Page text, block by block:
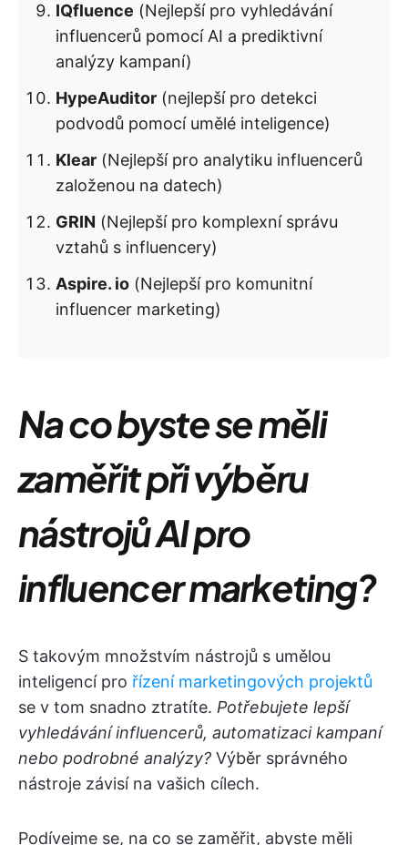
IQfluence (Nejlepší pro vyhledávání
influencerů pomocí AI a prediktivní
analýzy kampaní)
HypeAuditor (nejlepší pro detekci
podvodů pomocí umělé inteligence)
Klear (Nejlepší pro analytiku influencerů
založenou na datech)
GRIN (Nejlepší pro komplexní správu
vztahů s influencery)
Aspire. io (Nejlepší pro komunitní
influencer marketing)
Na co byste se měli
zaměřit při výběru
nástrojů AI pro
influencer marketing?
S takovým množstvím nástrojů s umělou
inteligencí pro řízení marketingových projektů
se v tom snadno ztratíte. Potřebujete lepší
vyhledávání influencerů, automatizaci kampaní
nebo podrobné analýzy? Výběr správného
nástroje závisí na vašich cílech.
Podívejme se, na co se zaměřit, abyste měli